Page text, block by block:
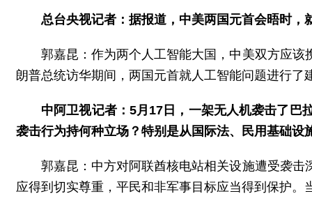
总台央视记者：据报道，中美两国元首会晤时
郭嘉昆：作为两个人工智能大国，中美双方应
朗普总统访华期间，两国元首就人工智能问题进行
中阿卫视记者：5月17日，一架无人机袭击了巴
袭击行为持何种立场？特别是从国际法、民用基础
郭嘉昆：中方对阿联酋核电站相关设施遭受袭
应得到切实尊重，平民和非军事目标应当得到保护